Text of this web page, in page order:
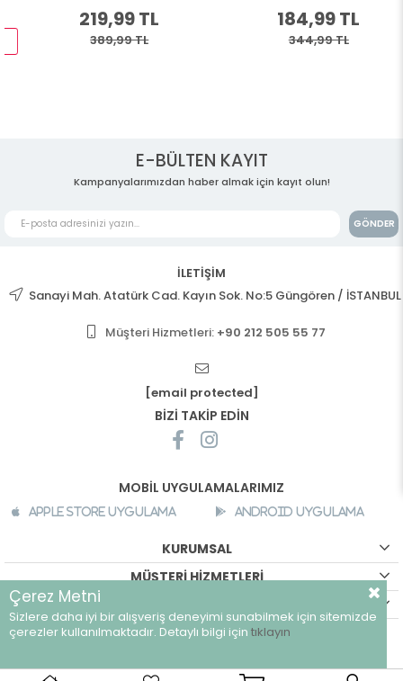
219,99 TL
389,99 TL
184,99 TL
344,99 TL
E-BÜLTEN KAYIT
Kampanyalarımızdan haber almak için kayıt olun!
GÖNDER
İLETİŞİM
Sanayi Mah. Atatürk Cad. Kayın Sok. No:5 Güngören / İSTANBUL
Müşteri Hizmetleri: +90 212 505 55 77
[email protected]
BİZİ TAKİP EDİN
MOBİL UYGULAMALARIMIZ
Apple Store Uygulama Android Uygulama
KURUMSAL
MÜŞTERİ HİZMETLERİ
©breeze.com.tr - Tüm hakları saklıdır.
Çerez Metni
Sizlere daha iyi bir alışveriş deneyimi sunabilmek için sitemizde
çerezler kullanılmaktadır. Detaylı bilgi için tıklayın